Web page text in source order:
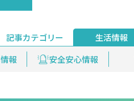
記事カテゴリー
イベント
生活情報
報
安全安心情報
ライブ配信